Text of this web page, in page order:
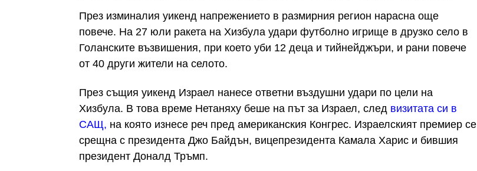
През изминалия уикенд напрежението в размирния регион нарасна още
повече. На 27 юли ракета на Хизбула удари футболно игрище в друзко село в
Голанските възвишения, при което уби 12 деца и тийнейджъри, и рани повече
от 40 други жители на селото.
През същия уикенд Израел нанесе ответни въздушни удари по цели на
Хизбула. В това време Нетаняху беше на път за Израел, след визитата си в
САЩ, на която изнесе реч пред американския Конгрес. Израелският премиер се
срещна с президента Джо Байдън, вицепрезидента Камала Харис и бившия
президент Доналд Тръмп.